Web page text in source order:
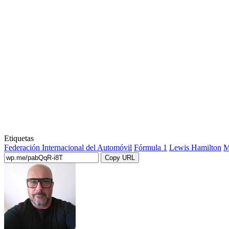
Etiquetas
Federación Internacional del Automóvil Fórmula 1 Lewis Hamilton
Copy URL